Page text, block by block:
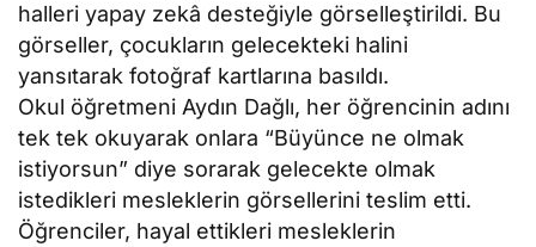
halleri yapay zekâ desteğiyle görselleştirildi. Bu
görseller, çocukların gelecekteki halini
yansıtarak fotoğraf kartlarına basıldı.
Okul öğretmeni Aydın Dağlı, her öğrencinin adını
tek tek okuyarak onlara “Büyünce ne olmak
istiyorsun” diye sorarak gelecekte olmak
istedikleri mesleklerin görsellerini teslim etti.
Öğrenciler, hayal ettikleri mesleklerin